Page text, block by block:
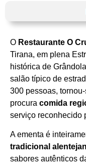
O Restaurante O
Tirana, em plena
histórica de
salão típico de
300 pessoas,
procura comida
serviço reconhecido
A ementa é
tradicional
sabores autênticos
Horário de